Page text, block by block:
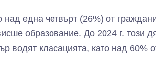
над една четвърт (26%) от
образование. До 2024 г. този
водят класацията, като над 60%